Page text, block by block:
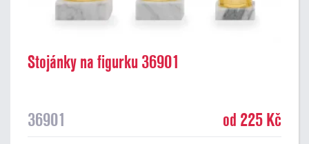
Stojánky na figurku 36901
36901 od 225 Kč